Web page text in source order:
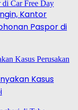
Kantor
Paspor di
Kasus